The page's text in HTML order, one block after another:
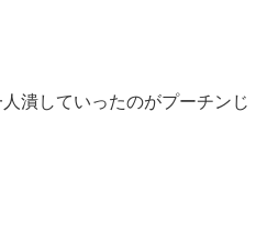
潰していったのがプーチンじ